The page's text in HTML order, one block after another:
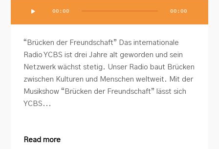
00:00 00:00
“Brücken der Freundschaft” Das internationale
Radio YCBS ist drei Jahre alt geworden und sein
Netzwerk wächst stetig. Unser Radio baut Brücken
zwischen Kulturen und Menschen weltweit. Mit der
Musikshow “Brücken der Freundschaft” lässt sich
YCBS...
Read more